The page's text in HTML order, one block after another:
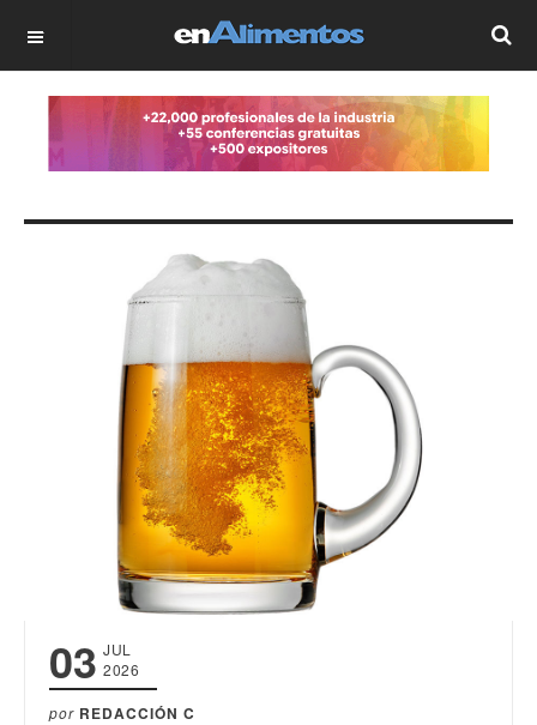
OFF CANVAS
03 JUL
2026
por REDACCIÓN C